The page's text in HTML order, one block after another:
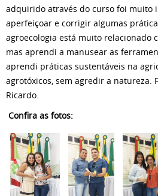
adquirido através do curso foi muito
aperfeiçoar e corrigir algumas
agroecologia está muito relacionado
mas aprendi a manusear as
aprendi práticas sustentáveis na
agrotóxicos, sem agredir a natureza.
Ricardo.
Confira as fotos: